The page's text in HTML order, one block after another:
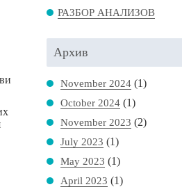
РАЗБОР АНАЛИЗОВ
Архив
November 2024 (1)
October 2024 (1)
November 2023 (2)
July 2023 (1)
May 2023 (1)
April 2023 (1)